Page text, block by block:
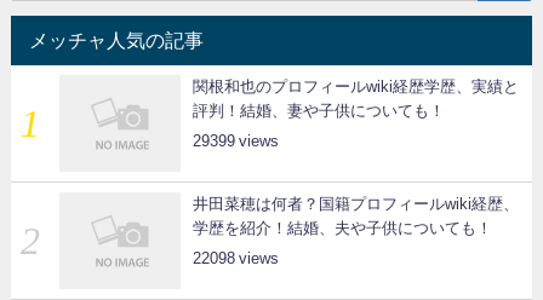
メッチャ人気の記事
関根和也のプロフィールwiki経歴学歴、実績と
評判！結婚、妻や子供についても！
29399
井田菜穂は何者？国籍プロフィールwiki経歴、
学歴を紹介！結婚、夫や子供についても！
22098